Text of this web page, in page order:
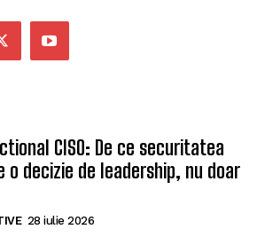
CISO: De ce securitatea
decizie de leadership, nu doar
28 iulie 2026